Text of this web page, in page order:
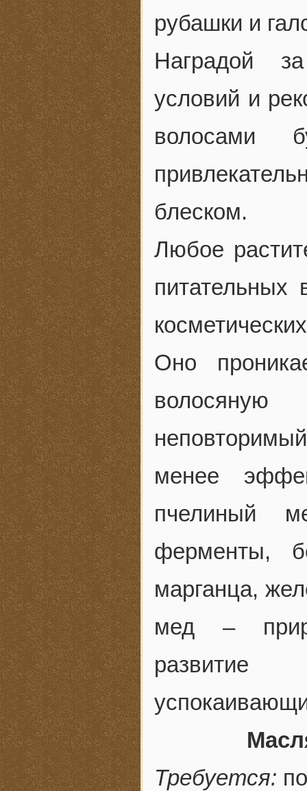
рубашки и
Наградой
условий и
волосами
блеском.
Любое
Оно
менее
пчелиный
ферменты,
марганца,
мед –
развитие
Требуется: